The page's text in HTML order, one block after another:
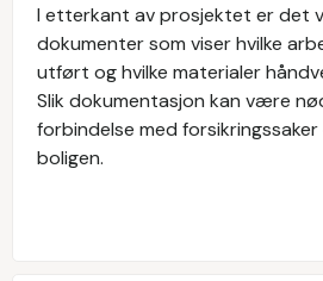
I etterkant av prosjektet er det
dokumenter som viser hvilke
utført og hvilke materialer
Slik dokumentasjon kan være
forbindelse med
boligen.